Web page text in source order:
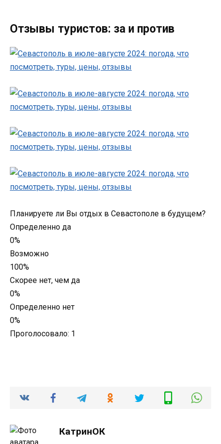
Отзывы туристов: за и против
Планируете ли Вы отдых в Севастополе в будущем?
Определенно да
0%
Возможно
100%
Скорее нет, чем да
0%
Определенно нет
0%
Проголосовало: 1
КатринОК